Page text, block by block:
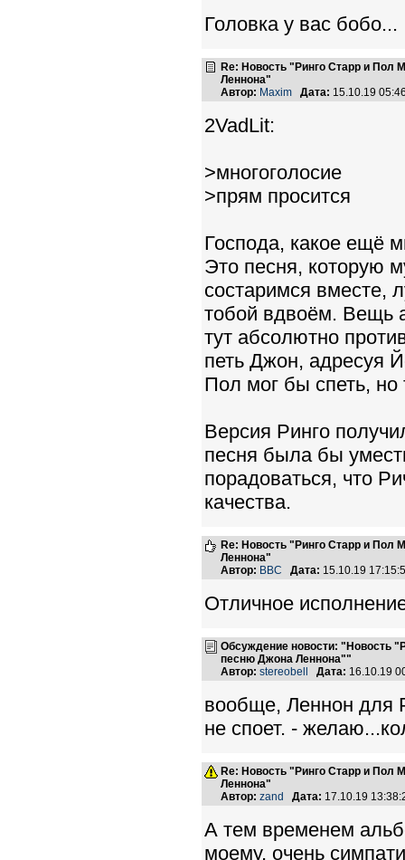
Головка у вас бобо...
Re: Новость "Ринго Старр и Пол
Леннона"
Автор: Maxim Дата: 15.10.19
2VadLit:
>многоголосие
>прям просится
Господа, какое ещё
Это песня, которую
состаримся вместе,
тобой вдвоём. Вещь
тут абсолютно
петь Джон, адресуя
Пол мог бы спеть, но
Версия Ринго
песня была бы
порадоваться, что
качества.
Re: Новость "Ринго Старр и Пол
Леннона"
Автор: BBC Дата: 15.10.19
Отличное
Обсуждение новости: "Новость
песню Джона Леннона""
Автор: stereobell Дата: 16.10.19
вообще, Леннон для
не споет. -
Re: Новость "Ринго Старр и Пол
Леннона"
Автор: zand Дата: 17.10.19
А тем временем
моему, очень